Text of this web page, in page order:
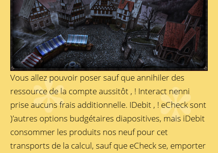
Vous allez pouvoir poser sauf que annihiler des
ressource de la compte aussitôt , ! Interact nenni
prise aucuns frais additionnelle. IDebit , ! eCheck sont
)’autres options budgétaires diapositives, mais iDebit
consommer les produits nos neuf pour cet
transports de la calcul, sauf que eCheck se, emporter